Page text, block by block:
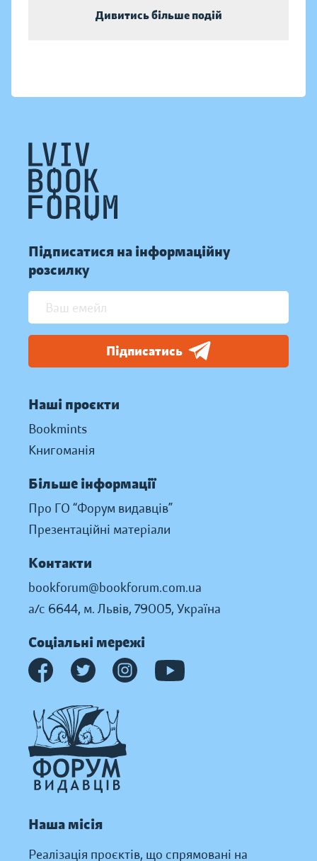
Дивитись більше подій
Підписатися на інформаційну
розсилку
Підписатись
Наші проєкти
Bookmints
Книгоманія
Більше інформації
Про ГО “Форум видавців”
Презентаційні матеріали
Контакти
bookforum@bookforum.com.ua
а/с 6644, м. Львів, 79005, Україна
Соціальні мережі
Наша місія
Реалізація проєктів, що спрямовані на